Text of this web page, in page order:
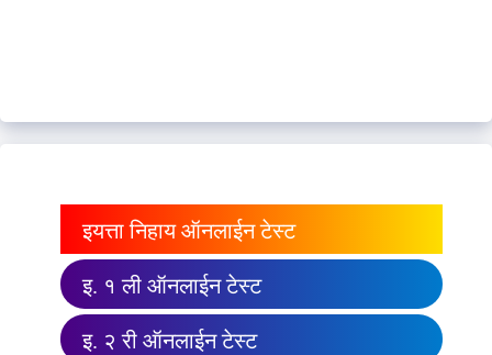
इयत्ता निहाय ऑनलाईन टेस्ट
इ. १ ली ऑनलाईन टेस्ट
इ. २ री ऑनलाईन टेस्ट